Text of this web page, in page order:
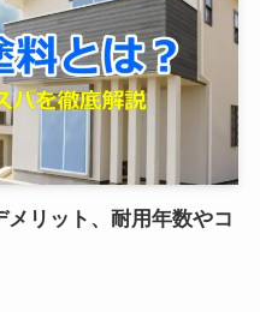
リット、耐用年数やコ